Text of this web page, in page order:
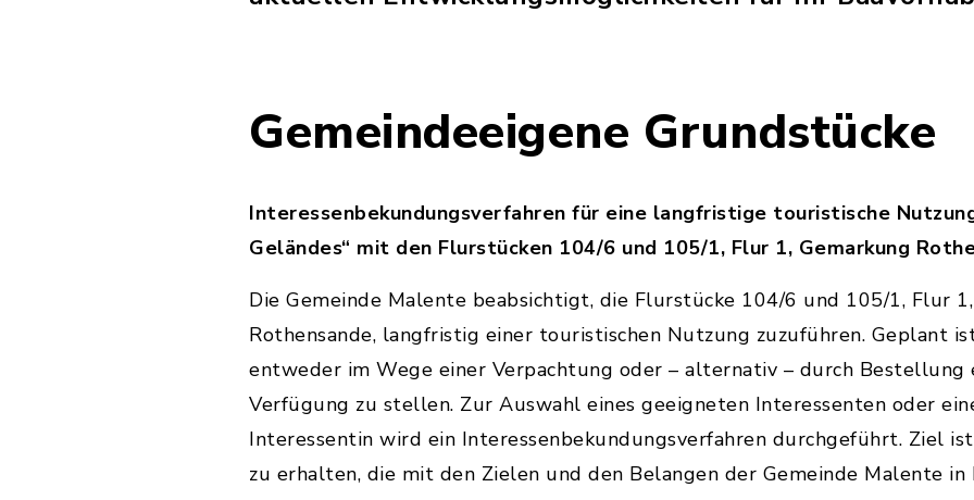
Gemeindeeigene Grundstücke
Interessenbekundungsverfahren für eine langfristige touristische
Geländes“ mit den Flurstücken 104/6 und 105/1, Flur 1, Gemarkung
Die Gemeinde Malente beabsichtigt, die Flurstücke 104/6 und 105/1, Flur
Rothensande, langfristig einer touristischen Nutzung zuzuführen. Geplant
entweder im Wege einer Verpachtung oder – alternativ – durch Bestellung
Verfügung zu stellen. Zur Auswahl eines geeigneten Interessenten oder
Interessentin wird ein Interessenbekundungsverfahren durchgeführt. Ziel
zu erhalten, die mit den Zielen und den Belangen der Gemeinde Malente in